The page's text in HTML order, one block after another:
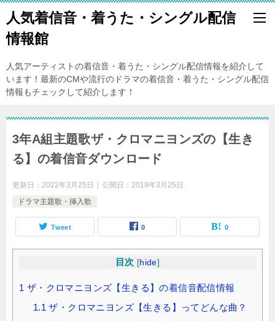
人気着信音・着うた・シングル配信
情報館
人気アーティストの着信音・着うた・シングル配信情報を紹介して
います！最新のCMや流行のドラマの着信音・着うた・シングル配信
情報もチェックして紹介します！
3年A組主題歌ザ・クロマニヨンズの【生き
る】の着信音ダウンロード
更新日： 2022年3月25日 公開日： 2019年3月25日
ドラマ主題歌・挿入歌
Tweet 0 0
目次 [hide]
1 ザ・クロマニヨンズ【生きる】の着信音配信情報
1.1 ザ・クロマニヨンズ【生きる】ってどんな曲？